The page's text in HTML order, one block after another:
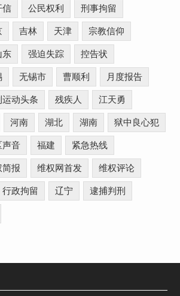
信 公民权利 刑事拘留
吉林 天津 宗教信仰
东 强迫失踪 控告状
无锡市 曹顺利 月度报告
运动头条 残疾人 江天勇
河南 湖北 湖南 狱中良心犯
声音 福建 紧急热线
简报 维权网首发 维权评论
行政拘留 辽宁 逮捕判刑